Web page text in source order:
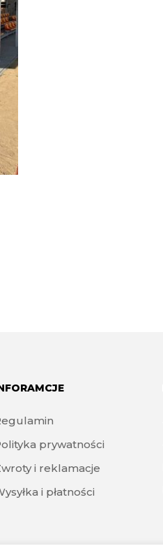
prywatności
i reklamacje
i płatności